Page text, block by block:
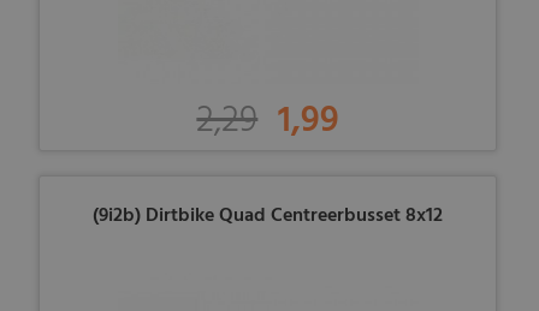
2,29 1,99
(9i2b) Dirtbike Quad Centreerbusset 8x12